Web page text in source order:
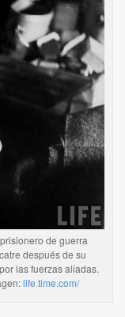
de guerra
después de su
las fuerzas aliadas.
life.time.com/